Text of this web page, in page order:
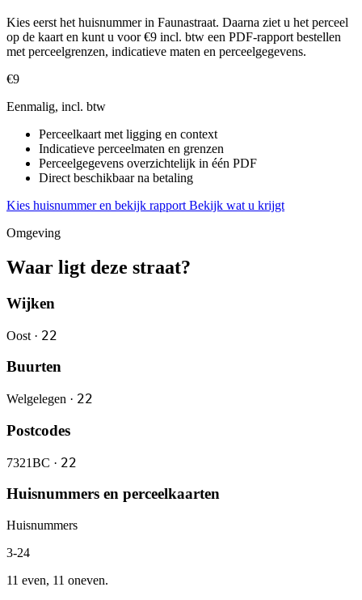
Kies eerst het huisnummer in Faunastraat. Daarna ziet u het perceel
op de kaart en kunt u voor €9 incl. btw een PDF-rapport bestellen
met perceelgrenzen, indicatieve maten en perceelgegevens.
€9
Eenmalig, incl. btw
Perceelkaart met ligging en context
Indicatieve perceelmaten en grenzen
Perceelgegevens overzichtelijk in één PDF
Direct beschikbaar na betaling
Kies huisnummer en bekijk rapport Bekijk wat u krijgt
Omgeving
Waar ligt deze straat?
Wijken
Oost · 22
Buurten
Welgelegen · 22
Postcodes
7321BC · 22
Huisnummers en perceelkaarten
Huisnummers
3-24
11 even, 11 oneven.